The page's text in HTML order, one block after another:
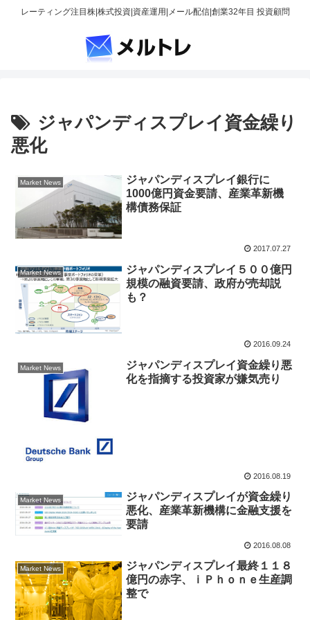
レーティング注目株|株式投資|資産運用|メール配信|創業32年目 投資顧問
ジャパンディスプレイ資金繰り
悪化
Market News
ジャパンディスプレイ銀行に
1000億円資金要請、産業革新機
構債務保証
2017.07.27
Market News
ジャパンディスプレイ５００億円
規模の融資要請、政府が売却説
も？
2016.09.24
Market News
ジャパンディスプレイ資金繰り悪
化を指摘する投資家が嫌気売り
2016.08.19
Market News
ジャパンディスプレイが資金繰り
悪化、産業革新機構に金融支援を
要請
2016.08.08
Market News
ジャパンディスプレイ最終１１８
億円の赤字、ｉＰｈｏｎｅ生産調
整で